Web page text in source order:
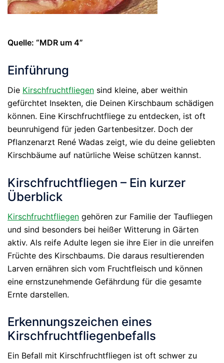
Quelle: “MDR um 4”
Einführung
Die Kirschfruchtfliegen sind kleine, aber weithin
gefürchtet Insekten, die Deinen Kirschbaum schädigen
können. Eine Kirschfruchtfliege zu entdecken, ist oft
beunruhigend für jeden Gartenbesitzer. Doch der
Pflanzenarzt René Wadas zeigt, wie du deine geliebten
Kirschbäume auf natürliche Weise schützen kannst.
Kirschfruchtfliegen – Ein kurzer
Überblick
Kirschfruchtfliegen gehören zur Familie der Taufliegen
und sind besonders bei heißer Witterung in Gärten
aktiv. Als reife Adulte legen sie ihre Eier in die unreifen
Früchte des Kirschbaums. Die daraus resultierenden
Larven ernähren sich vom Fruchtfleisch und können
eine ernstzunehmende Gefährdung für die gesamte
Ernte darstellen.
Erkennungszeichen eines
Kirschfruchtfliegenbefalls
Ein Befall mit Kirschfruchtfliegen ist oft schwer zu